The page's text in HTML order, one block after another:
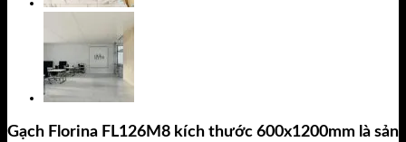
Gạch Florina FL126M8 kích thước 600x1200mm là sản